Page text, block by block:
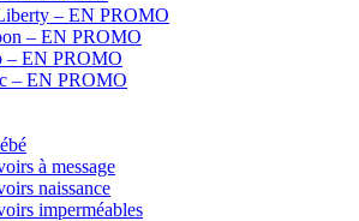
– EN PROMO
– EN PROMO
– EN PROMO
– EN PROMO
à message
naissance
imperméables